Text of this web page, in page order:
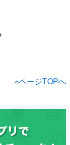
ページTOPへ